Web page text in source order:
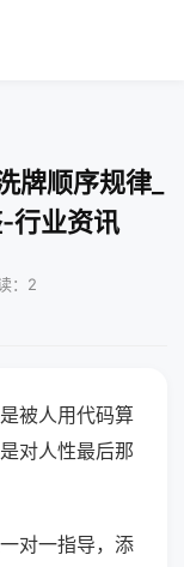
牌顺序规律_
行业资讯
：2
被人用代码算
对人性最后那
对一指导，添